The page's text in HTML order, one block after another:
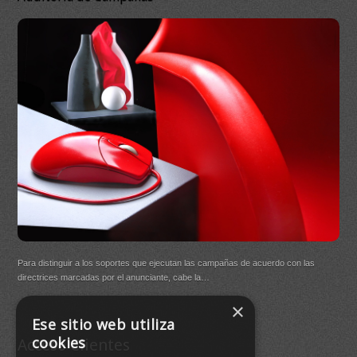
Para distinguir a los soportes que ejecutan las campañas de acuerdo con las
directrices marcadas por el anunciante, cabe la…
Acceso Clientes
×
Ese sitio web utiliza
cookies